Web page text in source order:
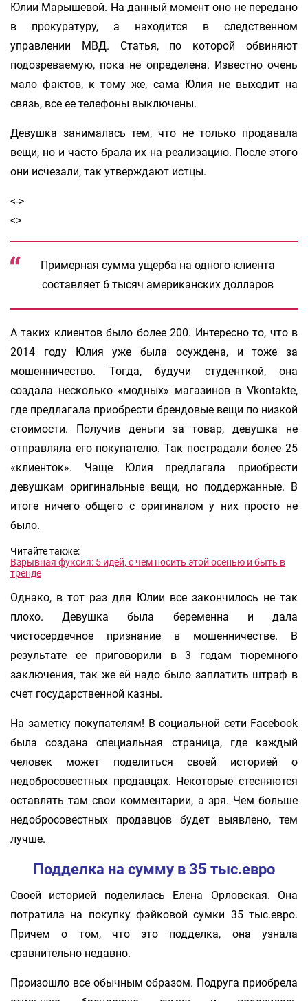
Юлии Марышевой. На данный момент оно не передано
в прокуратуру, а находится в следственном
управлении МВД. Статья, по которой обвиняют
подозреваемую, пока не определена. Известно очень
мало фактов, к тому же, сама Юлия не выходит на
связь, все ее телефоны выключены.
Девушка занималась тем, что не только продавала
вещи, но и часто брала их на реализацию. После этого
они исчезали, так утверждают истцы.
<->
<>
Примерная сумма ущерба на одного клиента
составляет 6 тысяч американских долларов
А таких клиентов было более 200. Интересно то, что в
2014 году Юлия уже была осуждена, и тоже за
мошенничество. Тогда, будучи студенткой, она
создала несколько «модных» магазинов в Vkontakte,
где предлагала приобрести брендовые вещи по низкой
стоимости. Получив деньги за товар, девушка не
отправляла его покупателю. Так пострадали более 25
«клиенток». Чаще Юлия предлагала приобрести
девушкам оригинальные вещи, но поддержанные. В
итоге ничего общего с оригиналом у них просто не
было.
Читайте также:
Взрывная фуксия: 5 идей, с чем носить этой осенью и быть в
тренде
Однако, в тот раз для Юлии все закончилось не так
плохо. Девушка была беременна и дала
чистосердечное признание в мошенничестве. В
результате ее приговорили в 3 годам тюремного
заключения, так же ей надо было заплатить штраф в
счет государственной казны.
На заметку покупателям! В социальной сети Facebook
была создана специальная страница, где каждый
человек может поделиться своей историей о
недобросовестных продавцах. Некоторые стесняются
оставлять там свои комментарии, а зря. Чем больше
недобросовестных продавцов будет выявлено, тем
лучше.
Подделка на сумму в 35 тыс.евро
Своей историей поделилась Елена Орловская. Она
потратила на покупку фэйковой сумки 35 тыс.евро.
Причем о том, что это подделка, она узнала
сравнительно недавно.
Произошло все обычным образом. Подруга приобрела